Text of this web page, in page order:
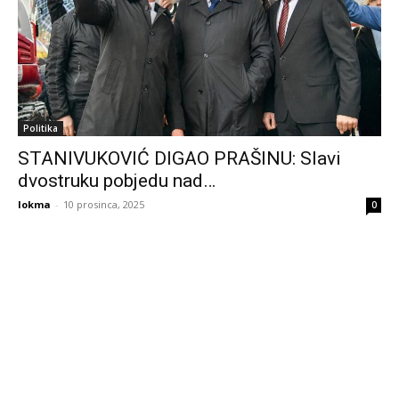
Politika
STANIVUKOVIĆ DIGAO PRAŠINU: Slavi
dvostruku pobjedu nad…
lokma - 10 prosinca, 2025 0